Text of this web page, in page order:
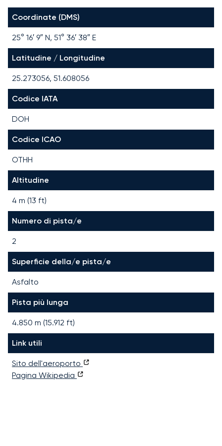
Coordinate (DMS)
25° 16′ 9″ N, 51° 36′ 38″ E
Latitudine / Longitudine
25.273056, 51.608056
Codice IATA
DOH
Codice ICAO
OTHH
Altitudine
4 m (13 ft)
Numero di pista/e
2
Superficie della/e pista/e
Asfalto
Pista più lunga
4.850 m (15.912 ft)
Link utili
Sito dell'aeroporto
Pagina Wikipedia